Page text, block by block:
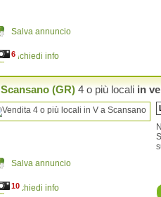
6
Salva annuncio
Richiedi info
Scansano (GR) 4 o più locali in
10
Salva annuncio
Richiedi info